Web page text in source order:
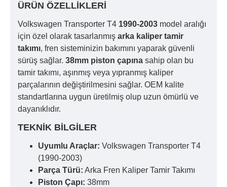
ÜRÜN ÖZELLIKLERI
Volkswagen Transporter T4 1990-2003 model aralığı
için özel olarak tasarlanmış arka kaliper tamir
takımı, fren sisteminizin bakımını yaparak güvenli
sürüş sağlar. 38mm piston çapına sahip olan bu
tamir takımı, aşınmış veya yıpranmış kaliper
parçalarının değiştirilmesini sağlar. OEM kalite
standartlarına uygun üretilmiş olup uzun ömürlü ve
dayanıklıdır.
TEKNIK BILGILER
Uyumlu Araçlar: Volkswagen Transporter T4
(1990-2003)
Parça Türü: Arka Fren Kaliper Tamir Takımı
Piston Çapı: 38mm